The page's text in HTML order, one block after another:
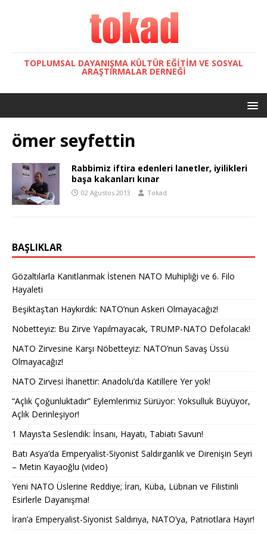
TOPLUMSAL DAYANIŞMA KÜLTÜR EĞITIM VE SOSYAL
ARAŞTIRMALAR DERNEĞI
ömer seyfettin
Rabbimiz iftira edenleri lanetler, iyilikleri
başa kakanları kınar
02 Ağustos 2013 Tokad
BAŞLIKLAR
Gözaltılarla Kanıtlanmak İstenen NATO Muhipliği ve 6. Filo
Hayaleti
Beşiktaş’tan Haykırdık: NATO’nun Askeri Olmayacağız!
Nöbetteyiz: Bu Zirve Yapılmayacak, TRUMP-NATO Defolacak!
NATO Zirvesine Karşı Nöbetteyiz: NATO’nun Savaş Üssü
Olmayacağız!
NATO Zirvesi İhanettir: Anadolu’da Katillere Yer yok!
“Açlık Çoğunluktadır” Eylemlerimiz Sürüyor: Yoksulluk Büyüyor,
Açlık Derinleşiyor!
1 Mayıs’ta Seslendik: İnsanı, Hayatı, Tabiatı Savun!
Batı Asya’da Emperyalist-Siyonist Saldırganlık ve Direnişin Seyri
– Metin Kayaoğlu (video)
Yeni NATO Üslerine Reddiye; İran, Küba, Lübnan ve Filistinli
Esirlerle Dayanışma!
İran’a Emperyalist-Siyonist Saldırıya, NATO’ya, Patriotlara Hayır!